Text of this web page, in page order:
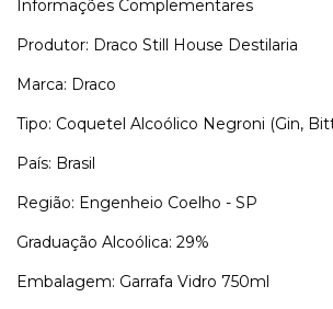
Informações Complementares
Produtor: Draco Still House Destilaria
Marca: Draco
Tipo: Coquetel Alcoólico Negroni (Gin,
País: Brasil
Região: Engenheio Coelho - SP
Graduação Alcoólica: 29%
Embalagem: Garrafa Vidro 750ml